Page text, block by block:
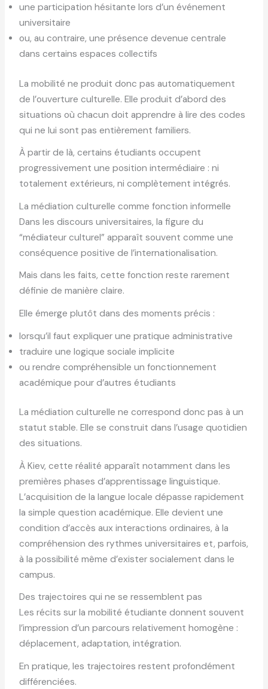
une participation hésitante lors d’un événement
universitaire
ou, au contraire, une présence devenue centrale
dans certains espaces collectifs
La mobilité ne produit donc pas automatiquement
de l’ouverture culturelle. Elle produit d’abord des
situations où chacun doit apprendre à lire des codes
qui ne lui sont pas entièrement familiers.
À partir de là, certains étudiants occupent
progressivement une position intermédiaire : ni
totalement extérieurs, ni complètement intégrés.
La médiation culturelle comme fonction informelle
Dans les discours universitaires, la figure du
“médiateur culturel” apparaît souvent comme une
conséquence positive de l’internationalisation.
Mais dans les faits, cette fonction reste rarement
définie de manière claire.
Elle émerge plutôt dans des moments précis :
lorsqu’il faut expliquer une pratique administrative
traduire une logique sociale implicite
ou rendre compréhensible un fonctionnement
académique pour d’autres étudiants
La médiation culturelle ne correspond donc pas à un
statut stable. Elle se construit dans l’usage quotidien
des situations.
À Kiev, cette réalité apparaît notamment dans les
premières phases d’apprentissage linguistique.
L’acquisition de la langue locale dépasse rapidement
la simple question académique. Elle devient une
condition d’accès aux interactions ordinaires, à la
compréhension des rythmes universitaires et, parfois,
à la possibilité même d’exister socialement dans le
campus.
Des trajectoires qui ne se ressemblent pas
Les récits sur la mobilité étudiante donnent souvent
l’impression d’un parcours relativement homogène :
déplacement, adaptation, intégration.
En pratique, les trajectoires restent profondément
différenciées.